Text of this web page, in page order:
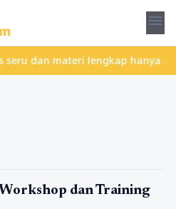
menu
dan materi lengkap hanya di
dan Training